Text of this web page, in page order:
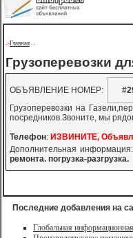
->Главная - -
Грузоперевозки
ОБЪЯВЛЕНИЕ НОМЕР:
Грузоперевозки на
посредников.Звоните, мы
Телефон: ИЗВИНИТЕ,
Дополнительная информация:
ремонта. погрузка-разгрузка.
Последние добавления на
Глобальная